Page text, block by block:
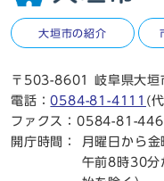
大垣市の紹介
〒503-8601 岐阜県大垣
電話：0584-81-4111 (
ファクス：0584-81-
開庁時間：
月曜日から金
午前8時30分